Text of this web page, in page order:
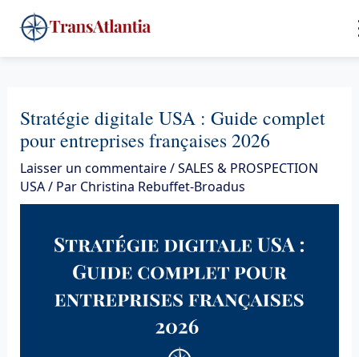
au
contenu
Stratégie digitale USA : Guide complet
pour entreprises françaises 2026
Laisser un commentaire/SALES & PROSPECTION
USA/ Par Christina Rebuffet-Broadus